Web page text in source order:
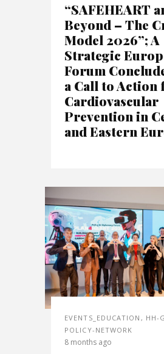
“SAFEHEART
Beyond – The
Model 2026”; A
Strategic
Forum
a Call to Action
Cardiovascular
Prevention in
and Eastern
EVENTS_EDUCATION , HH-
POLICY-NETWORK
8 months ago